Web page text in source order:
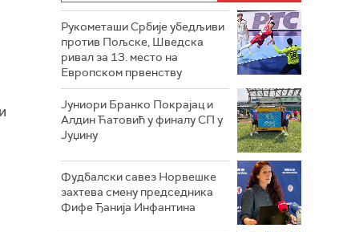
Рукометаши Србије убедљиви
против Пољске, Шведска
ривал за 13. место на
Европском првенству
Јуниори Бранко Покрајац и
Алдин Ћатовић у финалу СП у
Јуџину
Фудбалски савез Норвешке
захтева смену председника
Фифе Ђанија Инфантина